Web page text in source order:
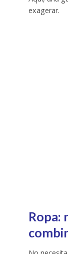
exagerar.
Ropa: